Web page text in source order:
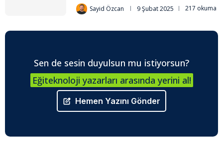
Sayid Özcan 9 Şubat 2025 217 okuma
Sen de sesin duyulsun mu istiyorsun?
Eğiteknoloji yazarları arasında yerini al!
Hemen Yazını Gönder